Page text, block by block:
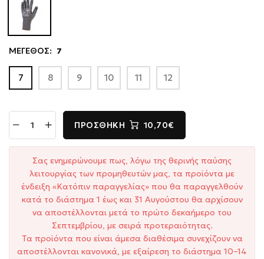
ΜΕΓΕΘΟΣ: 7
7 8 9 10 11 12
ΠΡΟΣΘΉΚΗ 10,70€
Σας ενημερώνουμε πως, λόγω της θερινής παύσης
λειτουργίας των προμηθευτών μας, τα προϊόντα με
ένδειξη «Κατόπιν παραγγελίας» που θα παραγγελθούν
κατά το διάστημα 1 έως και 31 Αυγούστου θα αρχίσουν
να αποστέλλονται μετά το πρώτο δεκαήμερο του
Σεπτεμβρίου, με σειρά προτεραιότητας.
Τα προϊόντα που είναι άμεσα διαθέσιμα συνεχίζουν να
αποστέλλονται κανονικά, με εξαίρεση το διάστημα 10–14